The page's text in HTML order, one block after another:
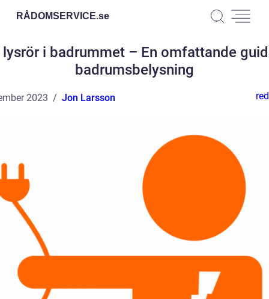
RÅDOMSERVICE.se
lysrör i badrummet – En omfattande
badrumsbelysning
2023 Jon Larsson